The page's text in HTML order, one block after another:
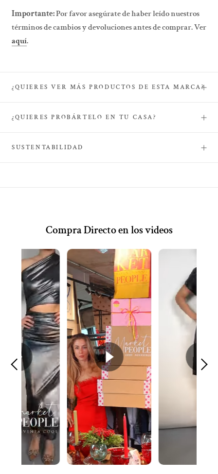
Importante:Por favor asegúrate de haber leído nuestros
términos de cambios y devoluciones antes de comprar. Ver
aquí.
¿QUIERES VER MÁS PRODUCTOS DE ESTA MARCA?
¿QUIERES PROBÁRTELO EN TU CASA?
SUSTENTABILIDAD